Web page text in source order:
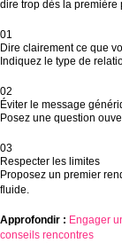
dire trop dès la première
01
Dire clairement ce que
Indiquez le type de
02
Éviter le message
Posez une question
03
Respecter les limites
Proposez un premier
fluide.
Approfondir : Engager
conseils rencontres